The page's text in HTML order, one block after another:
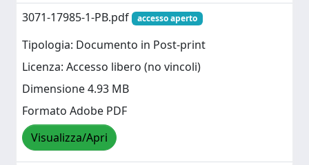
3071-17985-1-PB.pdf
accesso aperto
Tipologia: Documento in Post-print
Licenza: Accesso libero (no vincoli)
Dimensione 4.93 MB
Formato Adobe PDF
Visualizza/Apri